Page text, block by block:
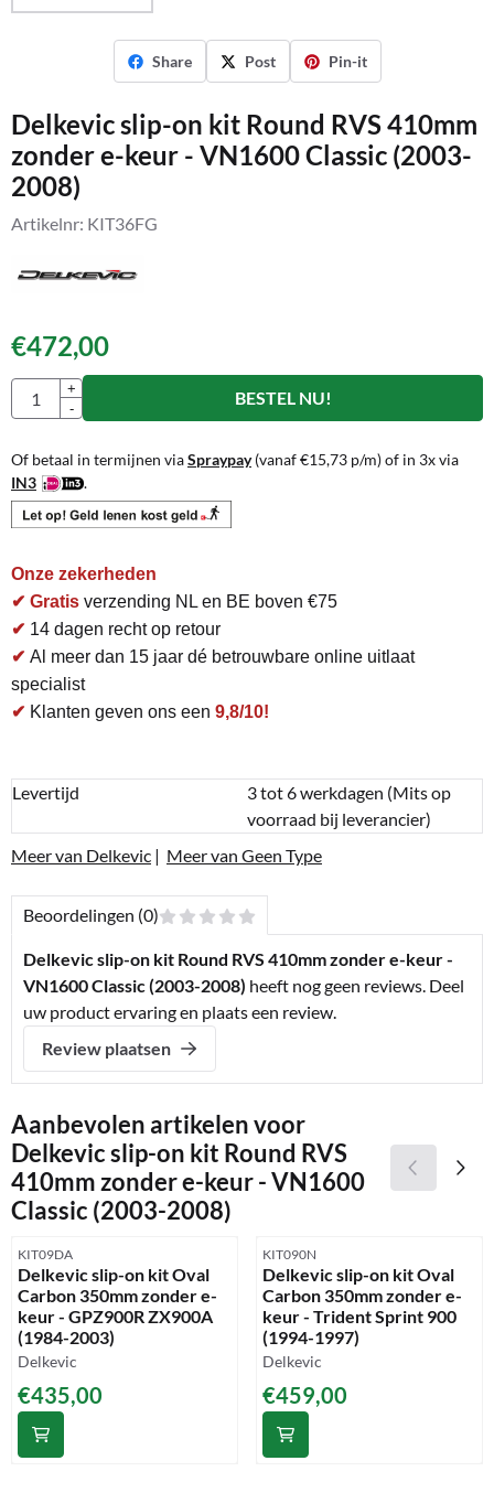
Share Post Pin-it
Delkevic slip-on kit Round RVS 410mm
zonder e-keur - VN1600 Classic (2003-
2008)
Artikelnr: KIT36FG
€472,00
Aantal
+
-
BESTEL NU!
Of betaal in termijnen viaSpraypay(vanaf€15,73 p/m) of in 3x via
IN3
.
Onze zekerheden
✔ Gratis verzending NL en BE boven €75
✔ 14 dagen recht op retour
✔ Al meer dan 15 jaar dé betrouwbare online uitlaat
specialist
✔ Klanten geven ons een 9,8/10!
Levertijd
3 tot 6 werkdagen (Mits op
voorraad bij leverancier)
Meer van Delkevic | Meer van Geen Type
Beoordelingen (0)
Delkevic slip-on kit Round RVS 410mm zonder e-keur -
VN1600 Classic (2003-2008) heeft nog geen reviews. Deel
uw product ervaring en plaats een review.
Review plaatsen
Aanbevolen artikelen voor
Delkevic slip-on kit Round RVS
410mm zonder e-keur - VN1600
Classic (2003-2008)
Artikelnummer
KIT09DA
Delkevic slip-on kit Oval
Carbon 350mm zonder e-
keur - GPZ900R ZX900A
(1984-2003)
Merk:
Delkevic
Prijs: 435,00
€435,00
Artikelnummer
KIT090N
Delkevic slip-on kit Oval
Carbon 350mm zonder e-
keur - Trident Sprint 900
(1994-1997)
Merk:
Delkevic
Prijs: 459,00
€459,00